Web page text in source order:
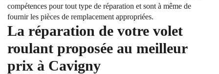
compétences pour tout type de réparation et sont à même de
fournir les pièces de remplacement appropriées.
La réparation de votre volet
roulant proposée au meilleur
prix à Cavigny